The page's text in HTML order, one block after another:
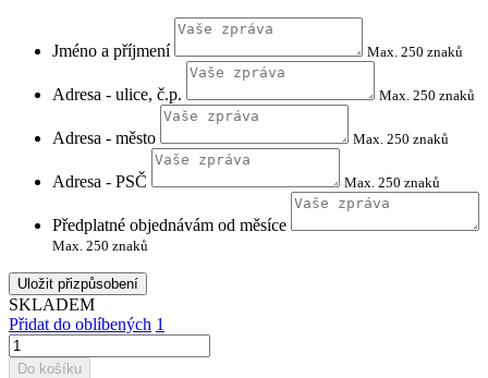
Jméno a příjmení Max. 250 znaků
Adresa - ulice, č.p. Max. 250 znaků
Adresa - město Max. 250 znaků
Adresa - PSČ Max. 250 znaků
Předplatné objednávám od měsíce
Max. 250 znaků
Uložit přizpůsobení
SKLADEM
Přidat do oblíbených 1
Do košíku